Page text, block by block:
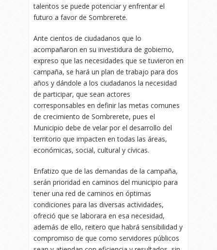
talentos se puede potenciar y enfrentar el
futuro a favor de Sombrerete.
Ante cientos de ciudadanos que lo
acompañaron en su investidura de gobierno,
expreso que las necesidades que se tuvieron en
campaña, se hará un plan de trabajo para dos
años y dándole a los ciudadanos la necesidad
de participar, que sean actores
corresponsables en definir las metas comunes
de crecimiento de Sombrerete, pues el
Municipio debe de velar por el desarrollo del
territorio que impacten en todas las áreas,
económicas, social, cultural y cívicas.
Enfatizo que de las demandas de la campaña,
serán prioridad en caminos del municipio para
tener una red de caminos en óptimas
condiciones para las diversas actividades,
ofreció que se laborara en esa necesidad,
además de ello, reitero que habrá sensibilidad y
compromiso de que como servidores públicos